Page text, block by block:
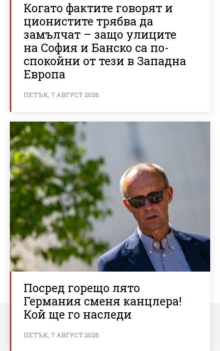
Когато фактите говорят и
ционистите трябва да
замълчат – защо улиците
на София и Банско са по-
спокойни от тези в Западна
Европа
ПЕТЪК, 7 АВГУСТ 2026
Посред горещо лято
Германия сменя канцлера!
Кой ще го наследи
ПЕТЪК, 7 АВГУСТ 2026